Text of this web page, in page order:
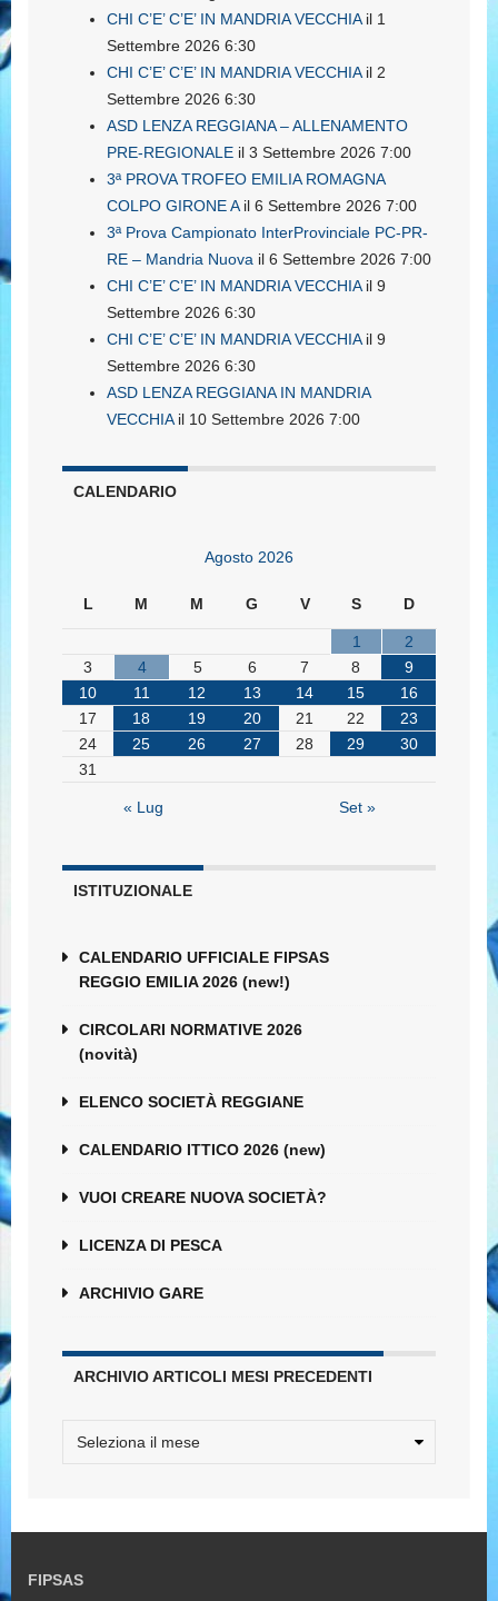
CHI C’E’ C’E’ IN MANDRIA VECCHIAil 1
Settembre 2026 6:30
CHI C’E’ C’E’ IN MANDRIA VECCHIAil 2
Settembre 2026 6:30
ASD LENZA REGGIANA – ALLENAMENTO
PRE-REGIONALE il 3 Settembre 2026 7:00
3ª PROVA TROFEO EMILIA ROMAGNA
COLPO GIRONE Ail 6 Settembre 2026 7:00
3ª Prova Campionato InterProvinciale PC-PR-
RE – Mandria Nuova il 6 Settembre 2026 7:00
CHI C’E’ C’E’ IN MANDRIA VECCHIAil 9
Settembre 2026 6:30
CHI C’E’ C’E’ IN MANDRIA VECCHIAil 9
Settembre 2026 6:30
ASD LENZA REGGIANA IN MANDRIA
VECCHIAil 10 Settembre 2026 7:00
CALENDARIO
Agosto 2026
L M M G V S D
1
2
3
4 5 6 7 8
9
10
11 12 13 14 15
16
17
18 19 20 21 22
23
24
25 26 27 28 29
30
31
« Lug Set »
ISTITUZIONALE
CALENDARIO UFFICIALE FIPSAS
REGGIO EMILIA 2026 (new!)
CIRCOLARI NORMATIVE 2026
(novità)
ELENCO SOCIETÀ REGGIANE
CALENDARIO ITTICO 2026 (new)
VUOI CREARE NUOVA SOCIETÀ?
LICENZA DI PESCA
ARCHIVIO GARE
ARCHIVIO ARTICOLI MESI PRECEDENTI
FIPSAS